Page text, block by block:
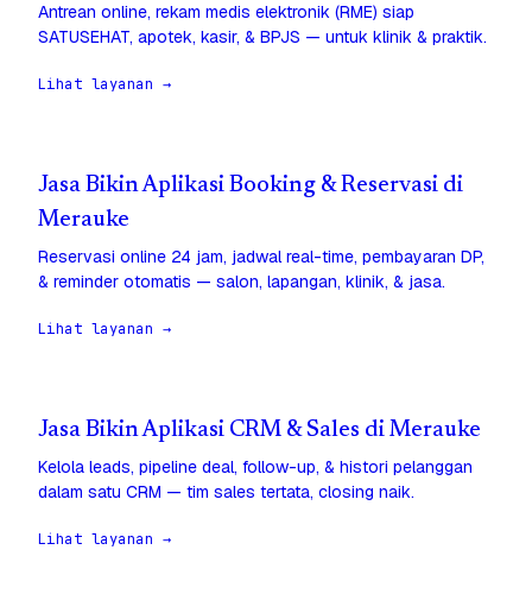
Antrean online, rekam medis elektronik (RME) siap
SATUSEHAT, apotek, kasir, & BPJS — untuk klinik & praktik.
Lihat layanan →
Jasa Bikin Aplikasi Booking & Reservasi di
Merauke
Reservasi online 24 jam, jadwal real-time, pembayaran DP,
& reminder otomatis — salon, lapangan, klinik, & jasa.
Lihat layanan →
Jasa Bikin Aplikasi CRM & Sales di Merauke
Kelola leads, pipeline deal, follow-up, & histori pelanggan
dalam satu CRM — tim sales tertata, closing naik.
Lihat layanan →